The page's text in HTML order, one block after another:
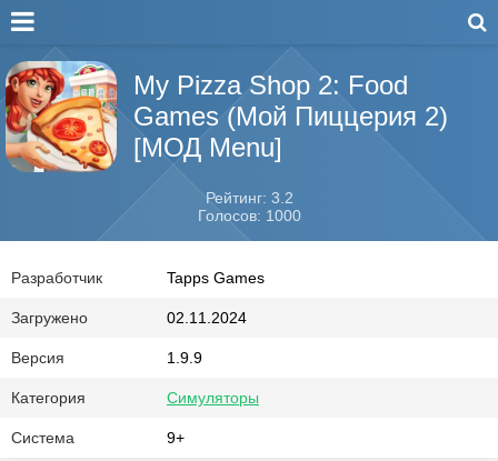
My Pizza Shop 2: Food
Games (Мой Пиццерия 2)
[МОД Menu]
Рейтинг: 3.2
Голосов: 1000
Разработчик Tapps Games
Загружено 02.11.2024
Версия 1.9.9
Категория Симуляторы
Система 9+